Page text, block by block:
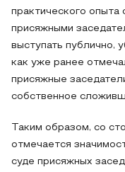
практического
присяжными
выступать публично,
как уже ранее
присяжные
собственное
Таким образом, со
отмечается
суде присяжных